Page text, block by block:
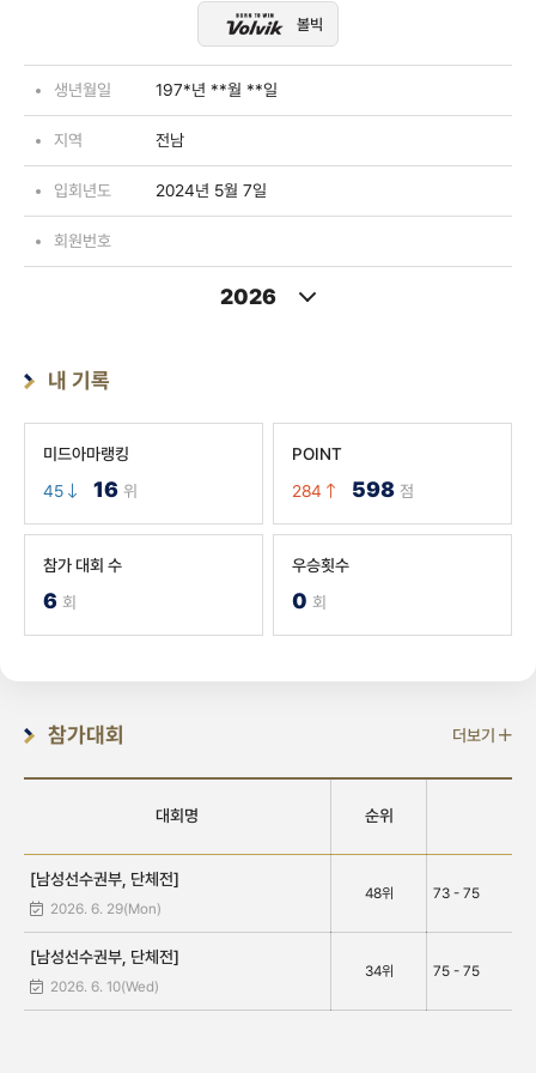
볼빅
생년월일 197*년 **월 **일
지역 전남
입회년도 2024년 5월 7일
회원번호
2026
내 기록
미드아마랭킹
45
16 위
POINT
284
598 점
참가 대회 수
6 회
우승횟수
0 회
참가대회 더보기
대회명 순위
[남성선수권부, 단체전]
2026. 6. 29(Mon)
48위 73 - 75
[남성선수권부, 단체전]
2026. 6. 10(Wed)
34위 75 - 75